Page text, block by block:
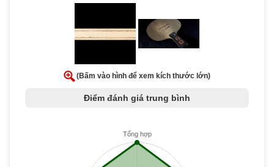
(Bấm vào hình để xem kích thước lớn)
Điểm đánh giá trung bình
Tổng hợp